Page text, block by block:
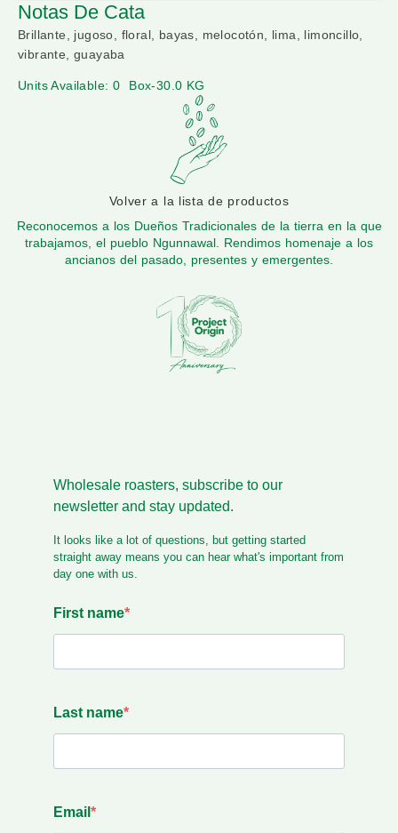
Notas De Cata
Brillante, jugoso, floral, bayas, melocotón, lima, limoncillo,
vibrante, guayaba
Units Available: 0 Box-30.0 KG
Volver a la lista de productos
Reconocemos a los Dueños Tradicionales de la tierra en la que
trabajamos, el pueblo Ngunnawal. Rendimos homenaje a los
ancianos del pasado, presentes y emergentes.